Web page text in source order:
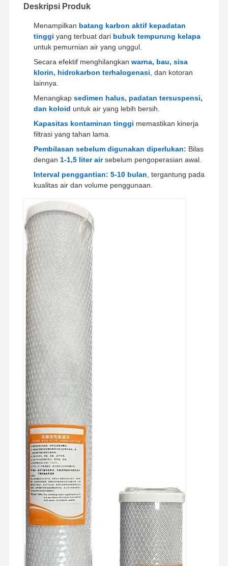
Tur Pabrik
Kontrol
Kualitas
Kasus
Minta
Penawaran
Harga
Sistem Air Ultra Murni Laboratorium
Mesin Air Ultra Murni
sistem pemurnian air ultra murni
Peralatan air ultra murni
Sistem Filtrasi Air Ultra Murni
Sistem Air RO Ultra Murni
Sistem Pembersihan Air Industri
Mesin Air Deionisasi
Konsumsi Pembersihan Air
Deskripsi Produk
Menampilkan batang karbon aktif kepadatan
tinggi yang terbuat dari bubuk tempurung kelapa
untuk pemurnian air yang unggul.
Secara efektif menghilangkan warna, bau, sisa
klorin, hidrokarbon terhalogenasi , dan kotoran
lainnya.
Menangkap sedimen halus, padatan tersuspensi,
dan koloid untuk air yang lebih bersih.
Kapasitas kontaminan tinggi memastikan kinerja
filtrasi yang tahan lama.
Pembilasan sebelum digunakan diperlukan: Bilas
dengan 1-1,5 liter airsebelum pengoperasian awal.
Interval penggantian: 5-10 bulan , tergantung pada
kualitas air dan volume penggunaan.